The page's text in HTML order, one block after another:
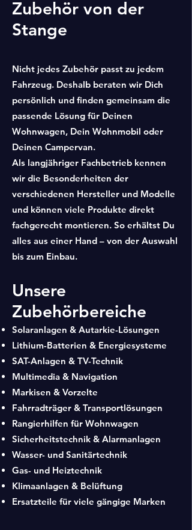
Zubehör von der
Stange
Nicht jedes Zubehör passt zu jedem
Fahrzeug. Deshalb beraten wir Dich
persönlich und finden gemeinsam die
passende Lösung für Deinen
Wohnwagen, Dein Wohnmobil oder
Deinen Campervan.
Als langjähriger Fachbetrieb kennen
wir die Besonderheiten der
verschiedenen Hersteller und Modelle
und können viele Produkte direkt
fachgerecht montieren. So erhältst Du
alles aus einer Hand – von der Auswahl
bis zum Einbau.
Unsere
Zubehörbereiche
Solaranlagen & Autarkie-Lösungen
Lithium-Batterien & Energiesysteme
SAT-Anlagen & TV-Technik
Multimedia & Navigation
Markisen & Vorzelte
Fahrradträger & Transportlösungen
Rangierhilfen für Wohnwagen
Sicherheitstechnik & Alarmanlagen
Wasser- und Sanitärtechnik
Gas- und Heiztechnik
Klimaanlagen & Belüftung
Ersatzteile für viele gängige Marken